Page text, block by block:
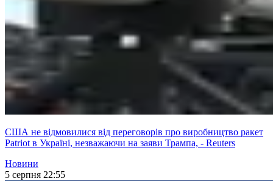
США не відмовилися від переговорів про виробництво ракет
Patriot в Україні, незважаючи на заяви Трампа, - Reuters
Новини
5 серпня 22:55